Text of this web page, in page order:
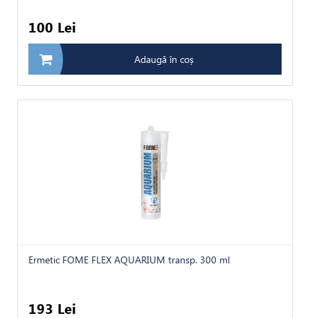
100 Lei
Adaugă în coș
Ermetic FOME FLEX AQUARIUM transp. 300 ml
193 Lei